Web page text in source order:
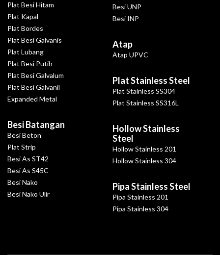
Plat Besi Hitam
Plat Kapal
Plat Bordes
Plat Besi Galvanis
Plat Lubang
Plat Besi Putih
Plat Besi Galvalum
Plat Besi Galvanil
Expanded Metal
Besi Batangan
Besi Beton
Plat Strip
Besi As ST42
Besi As S45C
Besi Nako
Besi Nako Ulir
Besi UNP
Besi INP
Atap
Atap UPVC
Plat Stainless Steel
Plat Stainless SS304
Plat Stainless SS316L
Hollow Stainless
Steel
Hollow Stainless 201
Hollow Stainless 304
Pipa Stainless Steel
Pipa Stainless 201
Pipa Stainless 304